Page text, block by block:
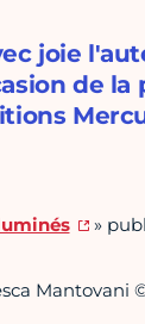
joie
de
»
Mantovani